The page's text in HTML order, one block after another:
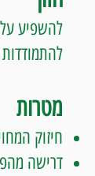
להשפיע על
מטרות
חיזוק
דרישה